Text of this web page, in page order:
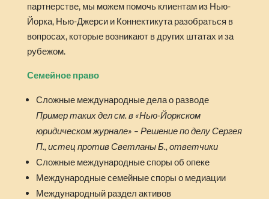
партнерстве, мы можем помочь клиентам из Нью-
Йорка, Нью-Джерси и Коннектикута разобраться в
вопросах, которые возникают в других штатах и ​​за
рубежом.
Семейное право
Сложные международные дела о разводе
Пример таких дел см. в «Нью-Йоркском
юридическом журнале» – Решение по делу Сергея
П., истец против Светланы Б., ответчики
Сложные международные споры об опеке
Международные семейные споры о медиации
Международный раздел активов